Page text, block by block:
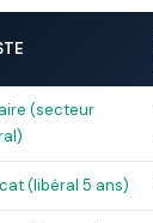
(secteur
(libéral 5 ans)